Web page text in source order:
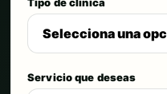
Servicio que deseas